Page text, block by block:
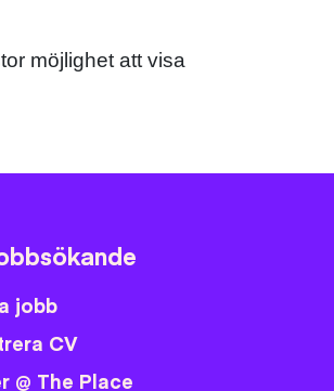
möjlighet att visa
jobb
CV
@ The Place